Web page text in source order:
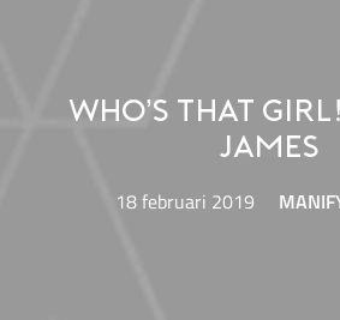
Who’s that
James
18 februari 2019